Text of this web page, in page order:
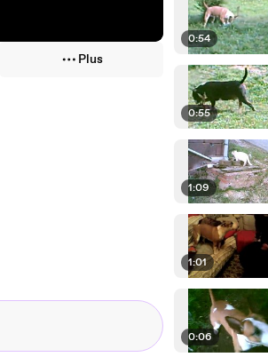
Plus
0:54
0:55
1:09
1:01
0:06